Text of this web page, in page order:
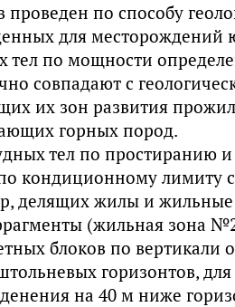
проведен по способу
для месторождений
тел по мощности
совпадают с
их зон развития
горных пород.
тел по простиранию
кондиционному лимиту
делящих жилы и
(жильная зона
блоков по вертикали
горизонтов,
на 40 м ниже